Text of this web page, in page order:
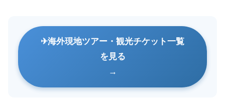
海外現地ツアー・観光チケット一覧
を見る